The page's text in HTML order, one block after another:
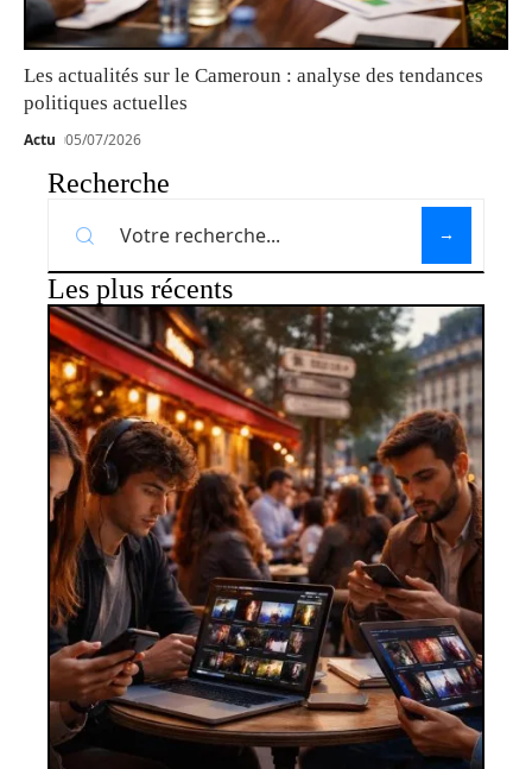
Les actualités sur le Cameroun : analyse des tendances
politiques actuelles
Actu 05/07/2026
Recherche
Les plus récents